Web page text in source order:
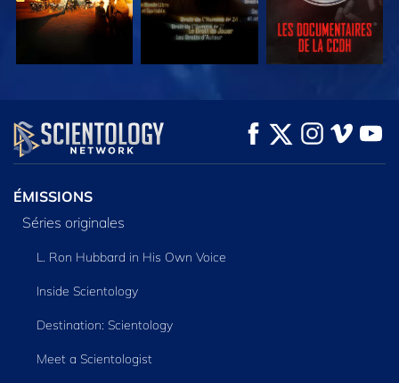
REGARDER REGARDER
DÉCOUVRIR LES
SÉRIES
ÉMISSIONS
Séries originales
L. Ron Hubbard in His Own Voice
Inside Scientology
Destination: Scientology
Meet a Scientologist